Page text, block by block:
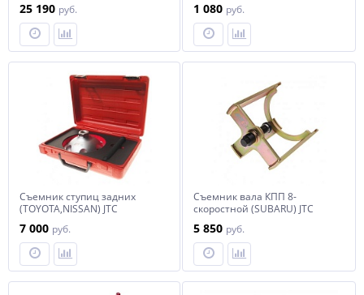
25 190 руб. 1 080 руб.
Съемник ступиц задних
(TOYOTA,NISSAN) JTC
7 000 руб.
Съемник вала КПП 8-
скоростной (SUBARU) JTC
5 850 руб.